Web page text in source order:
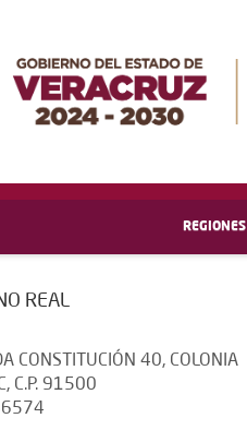
REGIONES
REAL
CONSTITUCIÓN 40, COLONIA
C.P. 91500